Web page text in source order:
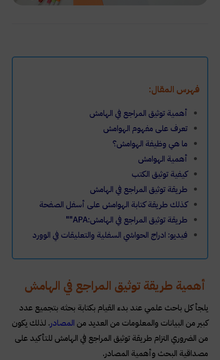
فهرس المقال:
أهمية توثيق المراجع في الهامش
تعرف على مفهوم الهوامش
ما هي وظيفة الهوامش؟
أهمية الهوامش
كيفية توثيق الكتب
طريقة توثيق المراجع في الهامش
كذلك طريقة كتابة الهوامش على أسفل الصفحة
طريقة توثيق المراجع في الهامش""APA:
فيديو: ادراج الحواشي السفلية والتعليقات في الوورد
أهمية طريقة توثيق المراجع في الهامش
يلجأ كل باحث علمي عند بدء القيام بكتابة بحثه بتجميع عدد
كبير من البيانات والمعلومات من العديد من المصادر. لذلك يكون
من الضروري التزام طريقة توثيق المراجع في الهامش للتأكيد على
مصداقية البحث وأهمية المصادر.